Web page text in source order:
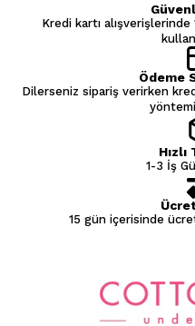
Kredi kartı
Ödeme
Dilerseniz sipariş verirken
1-3 İş
15 gün içerisinde